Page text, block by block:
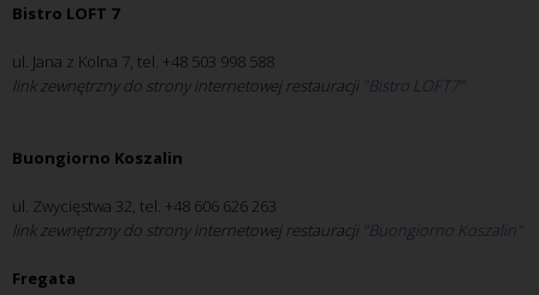
Bistro LOFT 7
ul. Jana z Kolna 7, tel. +48 503 998 588
link zewnętrzny do strony internetowej restauracji "Bistro LOFT7"
Buongiorno Koszalin
ul. Zwycięstwa 32, tel. +48 606 626 263
link zewnętrzny do strony internetowej restauracji "Buongiorno Koszalin"
Fregata